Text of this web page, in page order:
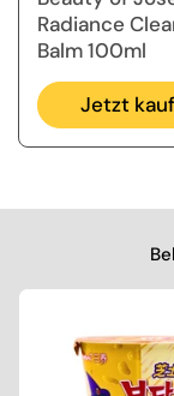
Radiance
Balm 100ml
Jetzt